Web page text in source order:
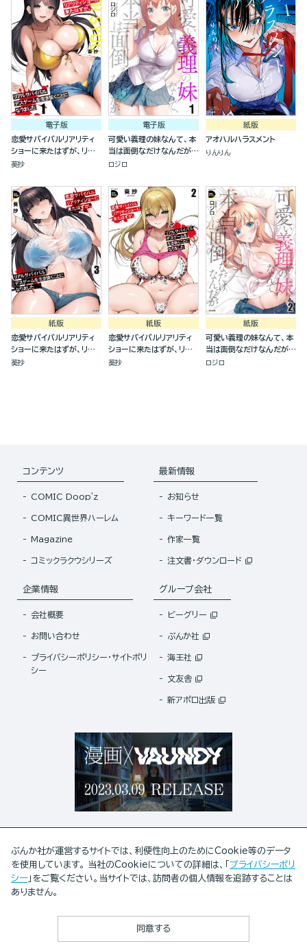
電子版
恋愛サバイバルリアリティ
ショーに来たはずが、リア
ルサバイバルデスゲームを
（分冊版）
葵抄
電子版
可愛い義理の妹なんて、本
当は面倒なだけなんだが
（分冊版）
ロジロ
紙版
アオハルハラスメント
りんりん
紙版
恋愛サバイバルリアリティ
ショーに来たはずが、リア
ルサバイバルデスゲームを
葵抄
紙版
恋愛サバイバルリアリティ
ショーに来たはずが、リア
ルサバイバルデスゲームを
葵抄
紙版
可愛い義理の妹なんて、本
当は面倒なだけなんだが
(2)
ロジロ
コンテンツ
COMIC Doop'z
COMIC異世界ハーレム
Magazine
コミックラクウシリーズ
最新情報
お知らせ
キーワード一覧
作家一覧
注文書・ダウンロード
企業情報
会社概要
お問い合わせ
プライバシーポリシー・サイトポリ
シー
グループ会社
ビーグリー
ぶんか社
海王社
文友舎
新アポロ出版
ABJマークは、この電子書店・電子書籍配信サービスが、著作権者からコンテンツ使用許諾を
得た正規版配信サービスであることを示す登録商標(登録番号 第6091713号)です。
https://aebs.or.jp/
ぶんか社が運営するサイトでは、利便性向上のためにCookie等のデータ
を使用しています。 当社のCookieについての詳細は、「 プライバシーポリ
シー 」をご覧ください。当サイトでは、訪問者の個人情報を追跡することは
ありません。
同意する